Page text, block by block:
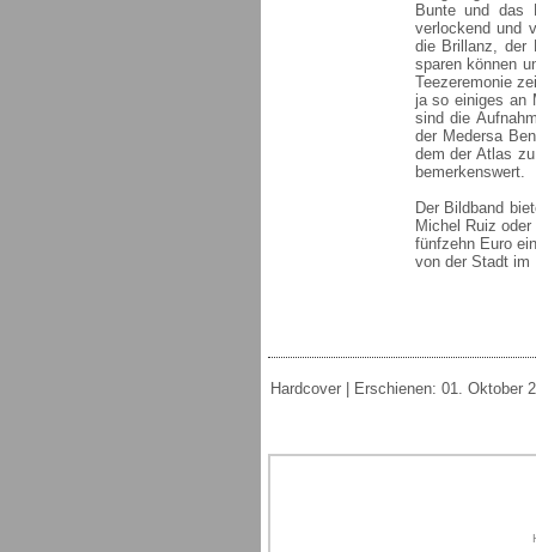
Bunte und das
verlockend und
die Brillanz, der
sparen können
Teezeremonie
ja so einiges an
sind die
der Medersa
dem der Atlas
bemerkenswert.
Der Bildband
Michel Ruiz
fünfzehn Euro
von der Stadt im
Hardcover | Erschienen: 01. Oktober